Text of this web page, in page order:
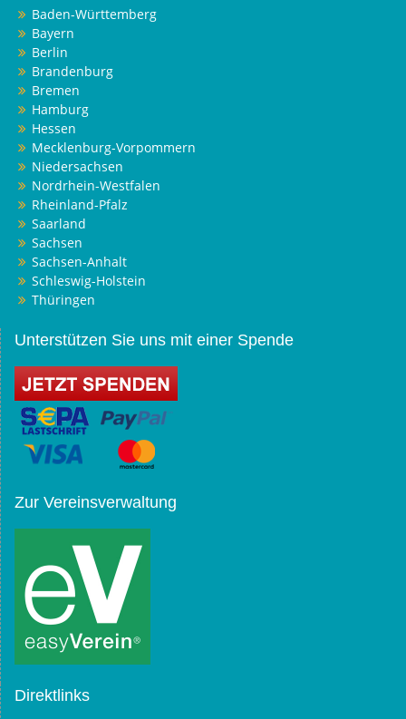
Baden-Württemberg
Bayern
Berlin
Brandenburg
Bremen
Hamburg
Hessen
Mecklenburg-Vorpommern
Niedersachsen
Nordrhein-Westfalen
Rheinland-Pfalz
Saarland
Sachsen
Sachsen-Anhalt
Schleswig-Holstein
Thüringen
Unterstützen Sie uns mit einer Spende
Zur Vereinsverwaltung
Direktlinks